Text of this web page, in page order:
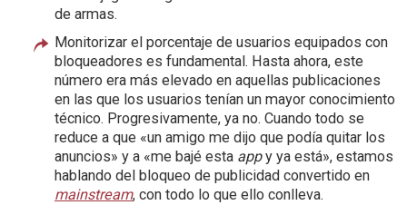
de armas.
Monitorizar el porcentaje de usuarios equipados con
bloqueadores es fundamental. Hasta ahora, este
número era más elevado en aquellas publicaciones
en las que los usuarios tenían un mayor conocimiento
técnico. Progresivamente, ya no. Cuando todo se
reduce a que «un amigo me dijo que podía quitar los
anuncios» y a «me bajé esta appy ya está», estamos
hablando del bloqueo de publicidad convertido en
mainstream, con todo lo que ello conlleva.